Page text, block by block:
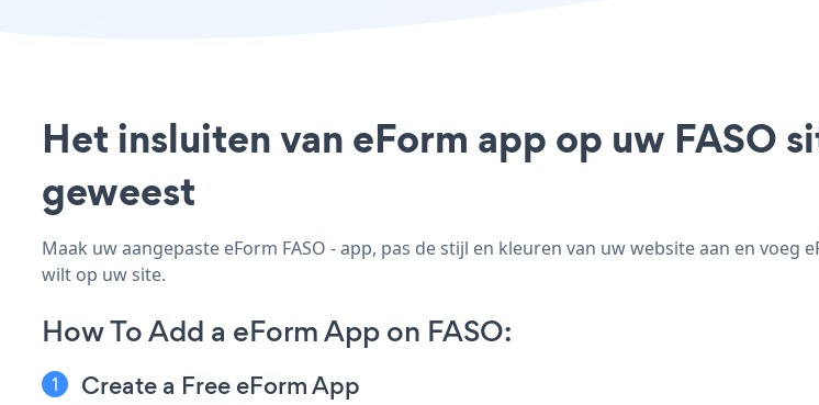
Het insluiten van eForm app op uw FASO
geweest
Maak uw aangepaste eForm FASO - app, pas de stijl en kleuren van uw website aan en
wilt op uw site.
How To Add a eForm App on FASO:
Create a Free eForm App